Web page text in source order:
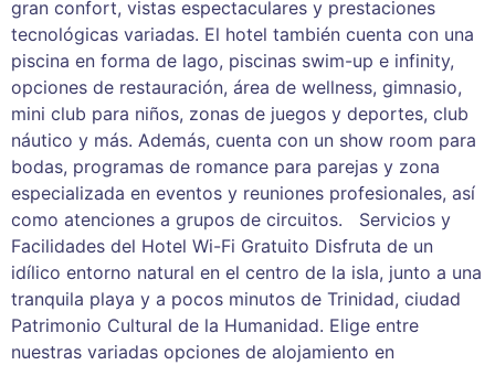
gran confort, vistas espectaculares y prestaciones
tecnológicas variadas. El hotel también cuenta con una
piscina en forma de lago, piscinas swim-up e infinity,
opciones de restauración, área de wellness, gimnasio,
mini club para niños, zonas de juegos y deportes, club
náutico y más. Además, cuenta con un show room para
bodas, programas de romance para parejas y zona
especializada en eventos y reuniones profesionales, así
como atenciones a grupos de circuitos. Servicios y
Facilidades del Hotel Wi-Fi Gratuito Disfruta de un
idílico entorno natural en el centro de la isla, junto a una
tranquila playa y a pocos minutos de Trinidad, ciudad
Patrimonio Cultural de la Humanidad. Elige entre
nuestras variadas opciones de alojamiento en